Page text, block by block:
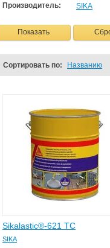
Производитель: SIKA
Показать
Сортировать по: Названию
Sikalastic®-621 TC
SIKA